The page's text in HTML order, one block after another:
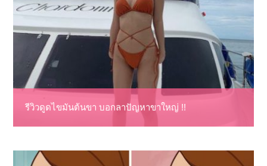
รีวิวดูดไขมันต้นขา บอกลาปัญหาขาใหญ่ !!